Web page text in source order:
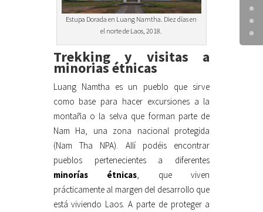
Estupa Dorada en Luang Namtha. Diez días en
el norte de Laos, 2018.
Trekking y visitas a
minorias étnicas
Luang Namtha es un pueblo que sirve
como base para hacer excursiones a la
montaña o la selva que forman parte de
Nam Ha, una zona nacional protegida
(Nam Tha NPA). Allí podéis encontrar
pueblos pertenecientes a diferentes
minorías étnicas , que viven
prácticamente al margen del desarrollo que
está viviendo Laos. A parte de proteger a